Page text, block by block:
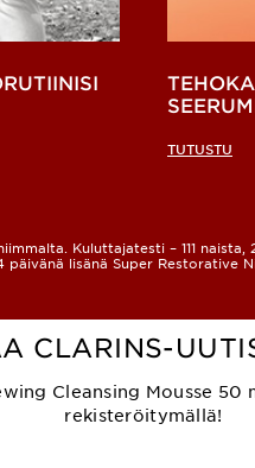
TUTUSTU
Kuluttajatesti – 111
päivänä lisänä Super Restorative
CLARINS-
Cleansing Mousse
rekisteröitymällä!